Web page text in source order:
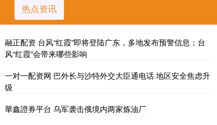
热点资讯
融正配资 台风“红霞”即将登陆广东，多地发布预警信息；台
风“红霞”会带来哪些影响
一对一配资网 巴外长与沙特外交大臣通电话 地区安全焦虑升
级
華鑫證券平台 乌军袭击俄境内两家炼油厂